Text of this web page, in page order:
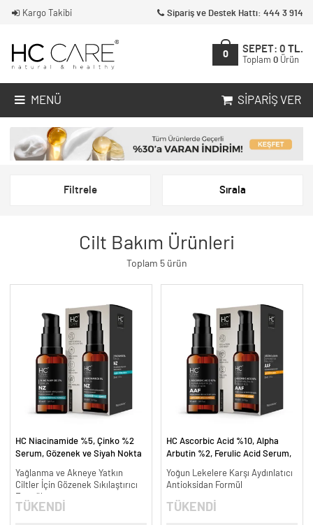
Kargo Takibi Sipariş ve Destek Hattı: 444 3 914
0
SEPET: 0 TL.
Toplam 0 Ürün
MENÜ SIPARIŞ VER
Filtrele Sırala
Cilt Bakım Ürünleri
Toplam 5 ürün
HC Niacinamide %5, Çinko %2
Serum, Gözenek ve Siyah Nokta
30 ml.
Yağlanma ve Akneye Yatkın
Ciltler İçin Gözenek Sıkılaştırıcı
Formül
TÜKENDİ
HC Ascorbic Acid %10, Alpha
Arbutin %2, Ferulic Acid Serum,
ml.
Yoğun Lekelere Karşı Aydınlatıcı
Antioksidan Formül
TÜKENDİ